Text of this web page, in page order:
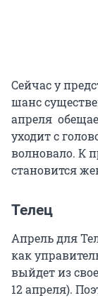
Сейчас у
шанс
апреля
уходит с
волновало. К
становится
Телец
Апрель для
как
выйдет из
12 апреля).